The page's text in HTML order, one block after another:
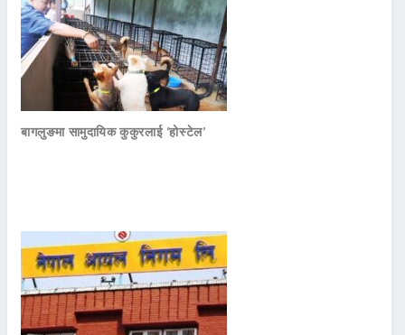
बागलुङमा सामुदायिक कुकुरलाई ‘होस्टेल’